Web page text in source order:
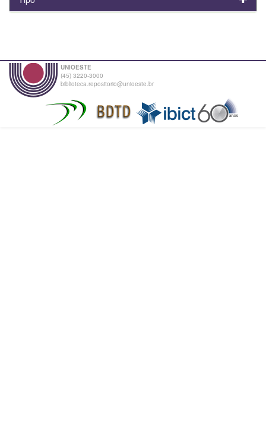
UNIOESTE
(45) 3220-3000
biblioteca.repositorio@unioeste.br